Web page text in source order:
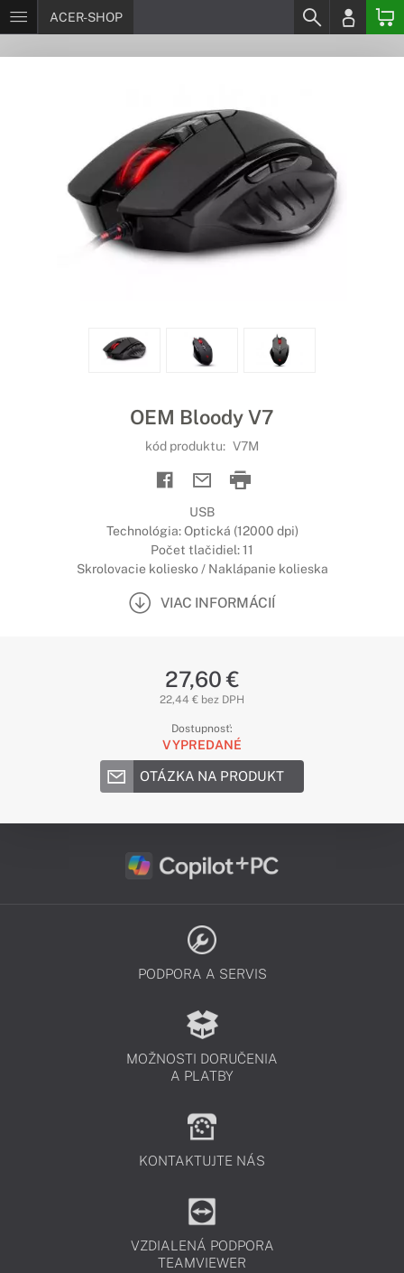
ACER-SHOP
OEM Bloody V7
kód produktu: V7M
USB
Technológia: Optická (12000 dpi)
Počet tlačidiel: 11
Skrolovacie koliesko / Naklápanie kolieska
VIAC INFORMÁCIÍ
27,60 €
22,44 € bez DPH
Dostupnosť:
VYPREDANÉ
OTÁZKA NA PRODUKT
PODPORA A SERVIS
MOŽNOSTI DORUČENIA
A PLATBY
KONTAKTUJTE NÁS
VZDIALENÁ PODPORA
TEAMVIEWER